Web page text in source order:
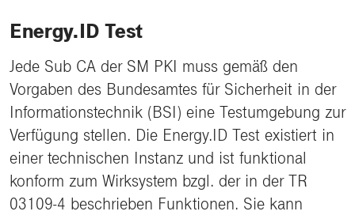
Energy.ID Test
Jede Sub CA der SM PKI muss gemäß den
Vorgaben des Bundesamtes für Sicherheit in der
Informationstechnik (BSI) eine Testumgebung zur
Verfügung stellen. Die Energy.ID Test existiert in
einer technischen Instanz und ist funktional
konform zum Wirksystem bzgl. der in der TR
03109-4 beschrieben Funktionen. Sie kann